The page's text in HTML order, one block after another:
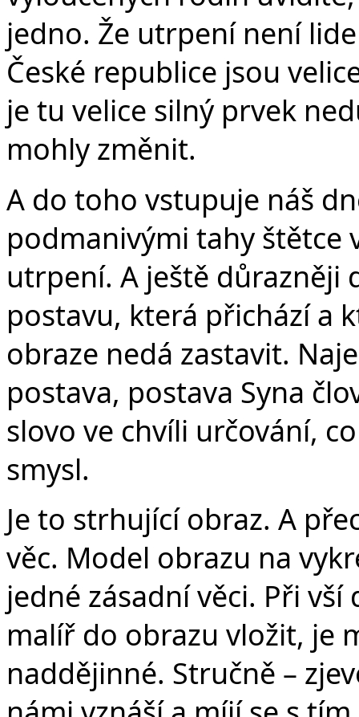
jedno. Že utrpení není
České republice jsou
je tu velice silný prvek
mohly změnit.
A do toho vstupuje náš
podmanivými tahy štětce
utrpení. A ještě
postavu, která přichází a
obraze nedá zastavit.
postava, postava Syna
slovo ve chvíli určování,
smysl.
Je to strhující obraz. A
věc. Model obrazu na
jedné zásadní věci. Při
malíř do obrazu vložit, je
naddějinné. Stručně –